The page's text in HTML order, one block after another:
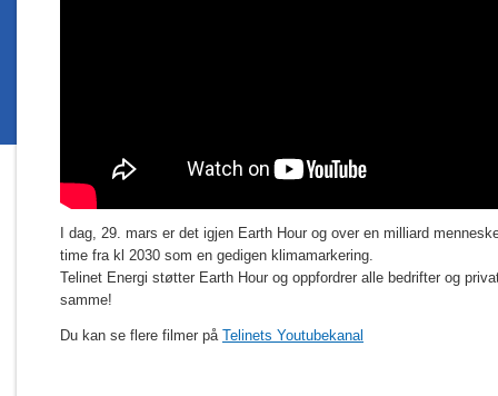
I dag, 29. mars er det igjen Earth Hour og over en milliard
time fra kl 2030 som en gedigen klimamarkering.
Telinet Energi støtter Earth Hour og oppfordrer alle bedrifter og
samme!
Du kan se flere filmer på Telinets Youtubekanal